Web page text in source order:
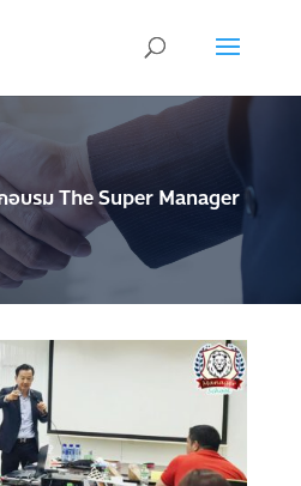
บรม The Super Manager